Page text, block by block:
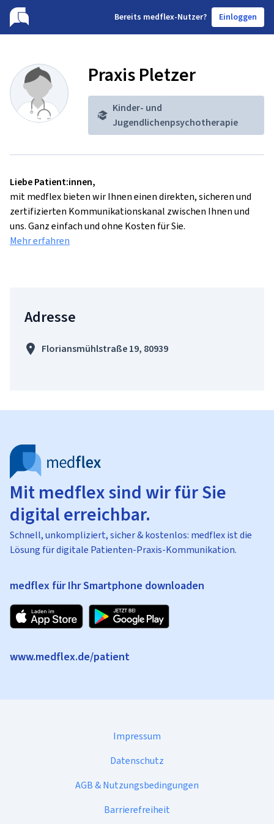
Bereits medflex-Nutzer? Einloggen
Praxis Pletzer
Kinder- und
Jugendlichenpsychotherapie
Liebe Patient:innen,
mit medflex bieten wir Ihnen einen direkten, sicheren und
zertifizierten Kommunikationskanal zwischen Ihnen und
uns. Ganz einfach und ohne Kosten für Sie.
Mehr erfahren
Adresse
Floriansmühlstraße 19, 80939
Mit medflex sind wir für Sie
digital erreichbar.
Schnell, unkompliziert, sicher & kostenlos: medflex ist die
Lösung für digitale Patienten-Praxis-Kommunikation.
medflex für Ihr Smartphone downloaden
www.medflex.de/patient
Impressum
Datenschutz
AGB & Nutzungsbedingungen
Barrierefreiheit